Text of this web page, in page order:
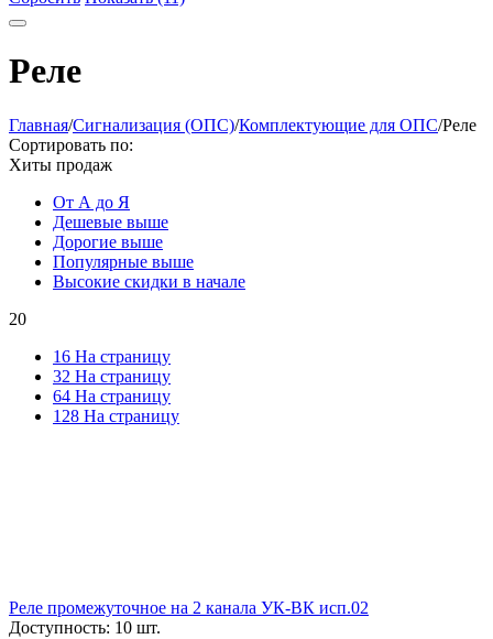
Реле
Главная/Сигнализация (ОПС)/Комплектующие для ОПС/Реле
Сортировать по:
Хиты продаж
От А до Я
Дешевые выше
Дорогие выше
Популярные выше
Высокие скидки в начале
20
16 На страницу
32 На страницу
64 На страницу
128 На страницу
Реле промежуточное на 2 канала УК-ВК исп.02
Доступность: 10 шт.